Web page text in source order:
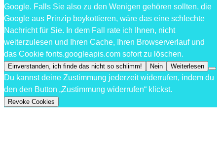
Google. Falls Sie also zu den Wenigen gehören sollten, die
Google aus Prinzip boykottieren, wäre das eine schlechte
Nachricht für Sie. In dem Fall rate ich Ihnen, nicht
weiterzulesen und Ihren Cache, Ihren Browserverlauf und
das Cookie fonts.googleapis.com sofort zu löschen.
Einverstanden, ich finde das nicht so schlimm! Nein Weiterlesen
Du kannst deine Zustimmung jederzeit widerrufen, indem du
den den Button „Zustimmung widerrufen“ klickst.
Revoke Cookies